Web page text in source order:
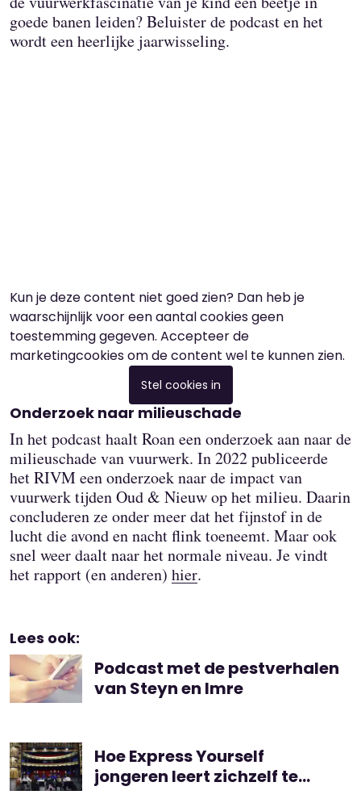
goede banen leiden? Beluister de podcast en het
wordt een heerlijke jaarwisseling.
Kun je deze content niet goed zien? Dan heb je
waarschijnlijk voor een aantal cookies geen
toestemming gegeven. Accepteer de
marketingcookies om de content wel te kunnen zien.
Stel cookies in
Onderzoek naar milieuschade
In het podcast haalt Roan een onderzoek aan naar de
milieuschade van vuurwerk. In 2022 publiceerde
het RIVM een onderzoek naar de impact van
vuurwerk tijden Oud & Nieuw op het milieu. Daarin
concluderen ze onder meer dat het fijnstof in de
lucht die avond en nacht flink toeneemt. Maar ook
snel weer daalt naar het normale niveau. Je vindt
het rapport (en anderen) hier.
Lees ook:
Podcast met de pestverhalen
van Steyn en Imre
Hoe Express Yourself
jongeren leert zichzelf te